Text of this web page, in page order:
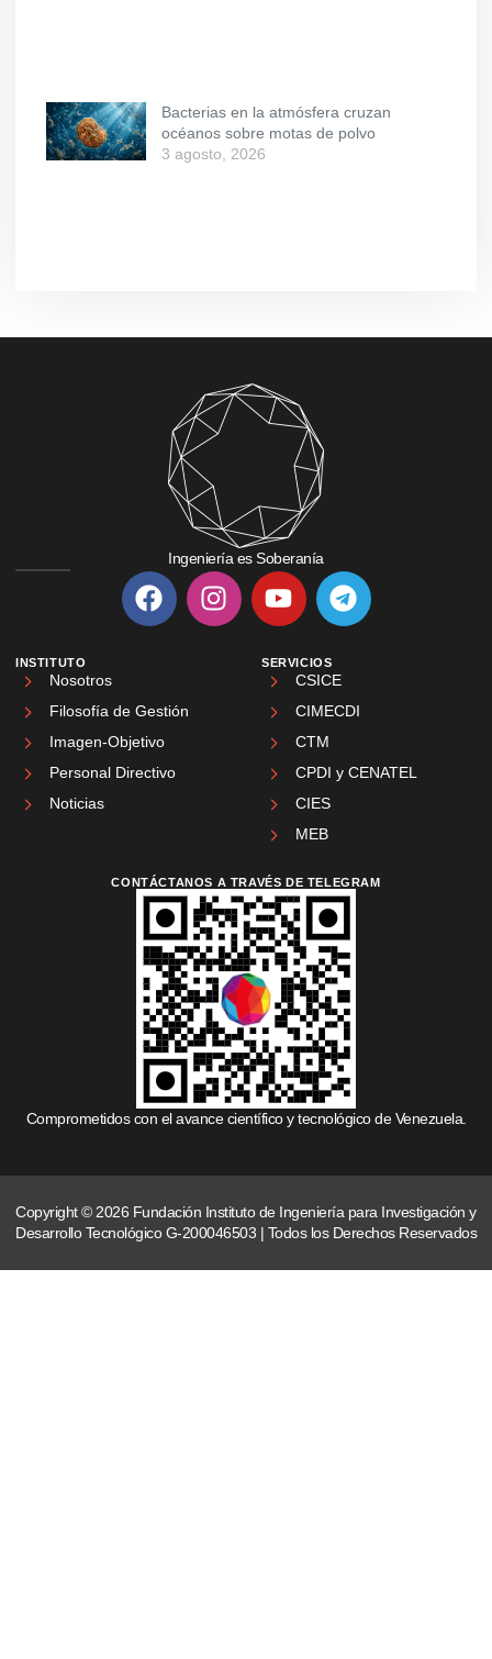
Bacterias en la atmósfera cruzan
océanos sobre motas de polvo
3 agosto, 2026
Ingeniería es Soberanía
INSTITUTO
Nosotros
Filosofía de Gestión
Imagen-Objetivo
Personal Directivo
Noticias
SERVICIOS
CSICE
CIMECDI
CTM
CPDI y CENATEL
CIES
MEB
CONTÁCTANOS A TRAVÉS DE TELEGRAM
Comprometidos con el avance científico y tecnológico de Venezuela.
Copyright © 2026 Fundación Instituto de Ingeniería para Investigación y
Desarrollo Tecnológico G-200046503 | Todos los Derechos Reservados